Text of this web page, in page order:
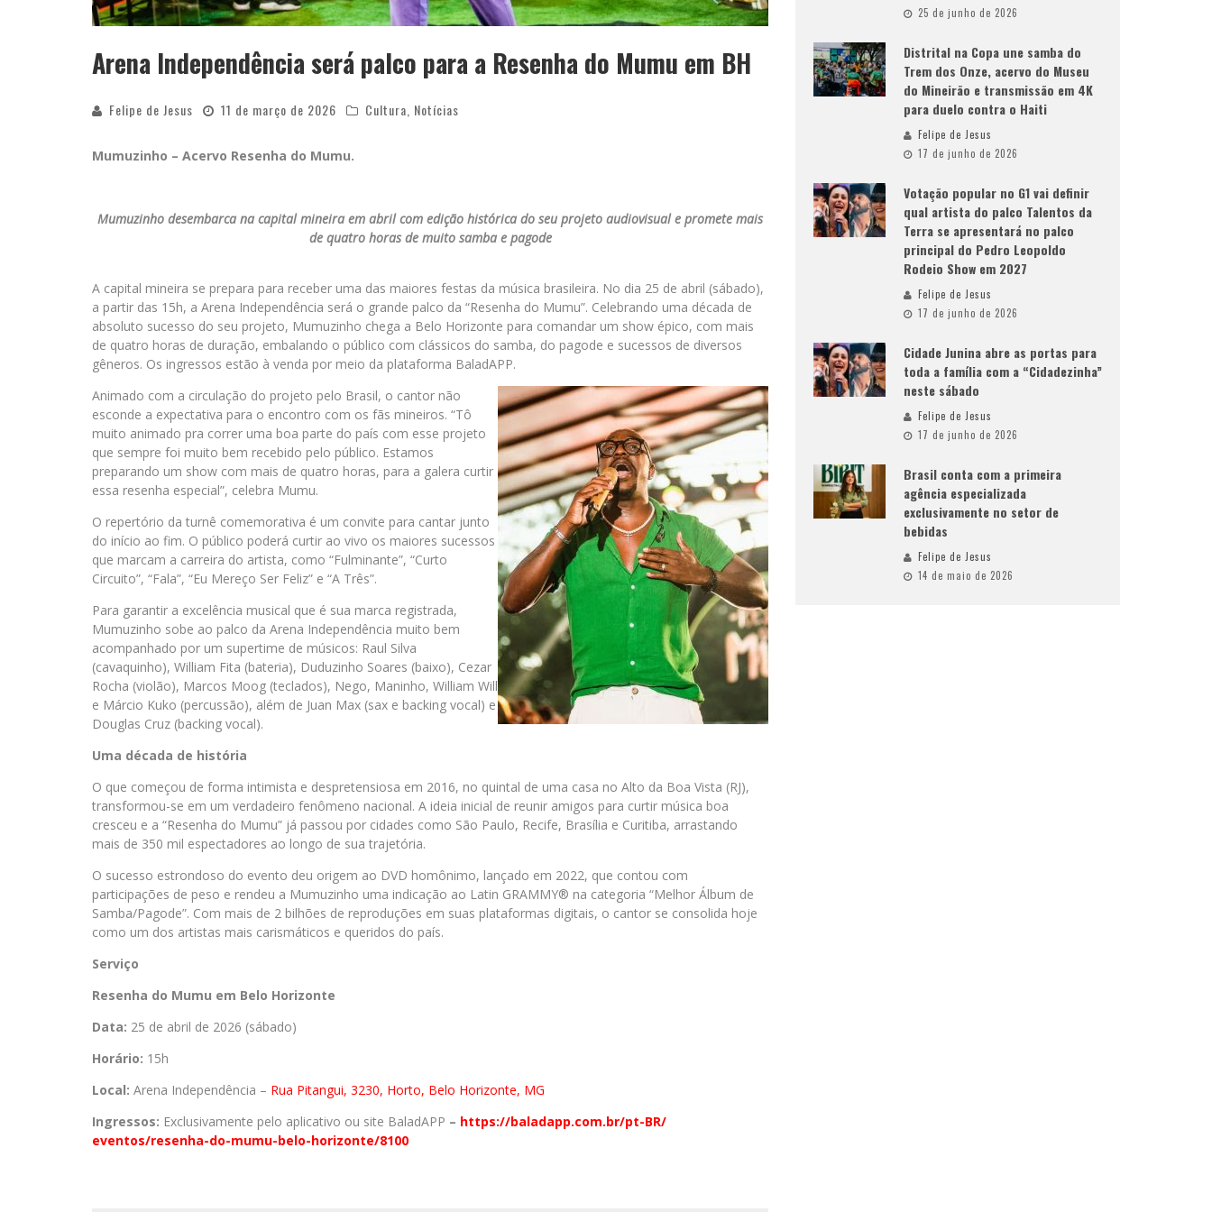
Arena Independência será palco para a Resenha do Mumu em BH
Felipe de Jesus 11 de março de 2026 Cultura Notícias
Mumuzinho – Acervo Resenha do Mumu.
Mumuzinho desembarca na capital mineira em abril com edição histórica do seu projeto audiovisual e promete mais
de quatro horas de muito samba e pagode
A capital mineira se prepara para receber uma das maiores festas da música brasileira. No dia 25 de abril (sábado),
a partir das 15h, a Arena Independência será o grande palco da “Resenha do Mumu”. Celebrando uma década de
absoluto sucesso do seu projeto, Mumuzinho chega a Belo Horizonte para comandar um show épico, com mais
de quatro horas de duração, embalando o público com clássicos do samba, do pagode e sucessos de diversos
gêneros. Os ingressos estão à venda por meio da plataforma BaladAPP.
Animado com a circulação do projeto pelo Brasil, o cantor não
esconde a expectativa para o encontro com os fãs mineiros. “Tô
muito animado pra correr uma boa parte do país com esse projeto
que sempre foi muito bem recebido pelo público. Estamos
preparando um show com mais de quatro horas, para a galera curtir
essa resenha especial”, celebra Mumu.
O repertório da turnê comemorativa é um convite para cantar junto
do início ao fim. O público poderá curtir ao vivo os maiores sucessos
que marcam a carreira do artista, como “Fulminante”, “Curto
Circuito”, “Fala”, “Eu Mereço Ser Feliz” e “A Três”.
Para garantir a excelência musical que é sua marca registrada,
Mumuzinho sobe ao palco da Arena Independência muito bem
acompanhado por um supertime de músicos: Raul Silva
(cavaquinho), William Fita (bateria), Duduzinho Soares (baixo), Cezar
Rocha (violão), Marcos Moog (teclados), Nego, Maninho, William Will
e Márcio Kuko (percussão), além de Juan Max (sax e backing vocal) e
Douglas Cruz (backing vocal).
Uma década de história
O que começou de forma intimista e despretensiosa em 2016, no quintal de uma casa no Alto da Boa Vista (RJ),
transformou-se em um verdadeiro fenômeno nacional. A ideia inicial de reunir amigos para curtir música boa
cresceu e a “Resenha do Mumu” já passou por cidades como São Paulo, Recife, Brasília e Curitiba, arrastando
mais de 350 mil espectadores ao longo de sua trajetória.
O sucesso estrondoso do evento deu origem ao DVD homônimo, lançado em 2022, que contou com
participações de peso e rendeu a Mumuzinho uma indicação ao Latin GRAMMY® na categoria “Melhor Álbum de
Samba/Pagode”. Com mais de 2 bilhões de reproduções em suas plataformas digitais, o cantor se consolida hoje
como um dos artistas mais carismáticos e queridos do país.
Serviço
Resenha do Mumu em Belo Horizonte
Data: 25 de abril de 2026 (sábado)
Horário: 15h
Local: Arena Independência – Rua Pitangui, 3230, Horto, Belo Horizonte, MG
Ingressos: Exclusivamente pelo aplicativo ou site BaladAPP – https://baladapp.com.br/pt-BR/
eventos/resenha-do-mumu-belo-horizonte/8100
25 de junho de 2026
Distrital na Copa une samba do
Trem dos Onze, acervo do Museu
do Mineirão e transmissão em 4K
para duelo contra o Haiti
Felipe de Jesus
17 de junho de 2026
Votação popular no G1 vai definir
qual artista do palco Talentos da
Terra se apresentará no palco
principal do Pedro Leopoldo
Rodeio Show em 2027
Felipe de Jesus
17 de junho de 2026
Cidade Junina abre as portas para
toda a família com a “Cidadezinha”
neste sábado
Felipe de Jesus
17 de junho de 2026
Brasil conta com a primeira
agência especializada
exclusivamente no setor de
bebidas
Felipe de Jesus
14 de maio de 2026